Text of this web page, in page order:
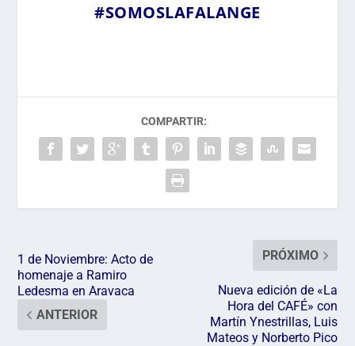
#SOMOSLAFALANGE
COMPARTIR:
1 de Noviembre: Acto de
homenaje a Ramiro
Ledesma en Aravaca
ANTERIOR
PRÓXIMO
Nueva edición de «La
Hora del CAFÉ» con
Martín Ynestrillas, Luis
Mateos y Norberto Pico